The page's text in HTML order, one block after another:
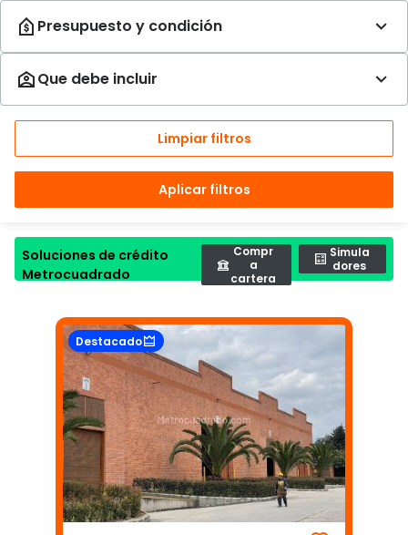
Limpiar filtros
Aplicar filtros
Soluciones de crédito
Metrocuadrado
Compr
a
cartera
Simula
dores
Destacado